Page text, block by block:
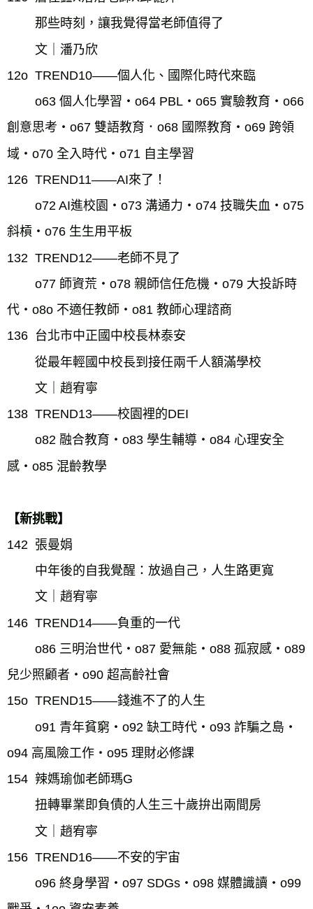
那些時刻，讓我覺得當老師值得了
文｜潘乃欣
12o  TREND10——個人化、國際化時代來臨
o63 個人化學習・o64 PBL・o65 實驗教育・o66
創意思考・o67 雙語教育．o68 國際教育・o69 跨領
域・o70 全入時代・o71 自主學習
126  TREND11——AI來了！
o72 AI進校園・o73 溝通力・o74 技職失血・o75
斜槓・o76 生生用平板
132  TREND12——老師不見了
o77 師資荒・o78 親師信任危機・o79 大投訴時
代・o8o 不適任教師・o81 教師心理諮商
136  台北市中正國中校長林泰安
從最年輕國中校長到接任兩千人額滿學校
文｜趙宥寧
138  TREND13——校園裡的DEI
o82 融合教育・o83 學生輔導・o84 心理安全
感・o85 混齡教學
【新挑戰】
142  張曼娟
中年後的自我覺醒：放過自己，人生路更寬
文｜趙宥寧
146  TREND14——負重的一代
o86 三明治世代・o87 愛無能・o88 孤寂感・o89
兒少照顧者・o90 超高齡社會
15o  TREND15——錢進不了的人生
o91 青年貧窮・o92 缺工時代・o93 詐騙之島・
o94 高風險工作・o95 理財必修課
154  辣媽瑜伽老師瑪G
扭轉畢業即負債的人生三十歲拚出兩間房
文｜趙宥寧
156  TREND16——不安的宇宙
o96 終身學習・o97 SDGs・o98 媒體識讀・o99